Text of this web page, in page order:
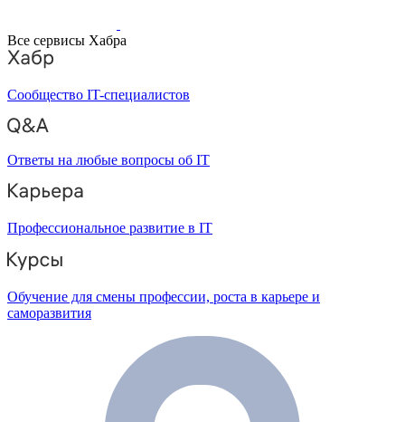
Все сервисы Хабра
Сообщество IT-специалистов
Ответы на любые вопросы об IT
Профессиональное развитие в IT
Обучение для смены профессии, роста в карьере и
саморазвития